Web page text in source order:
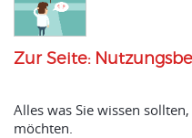
Zur Seite:
Alles was Sie wissen
möchten.